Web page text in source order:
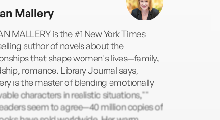
Mallery
MALLERY is the #1 New York Times
author of novels about the
that shape women's lives—family,
romance. Library Journal says,
is the master of blending emotionally
characters in realistic situations,""
seem to agree—40 million copies of